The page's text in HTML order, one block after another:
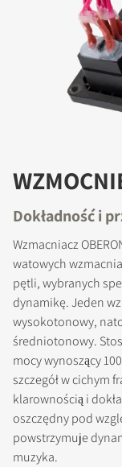
Dokładność i
Wzmacniacz
watowych
pętli, wybranych
dynamikę. Jeden
wysokotonowy,
średniotonowy.
mocy wynoszący
szczegół w cichym
klarownością i
oszczędny pod
powstrzymuje
muzyka.